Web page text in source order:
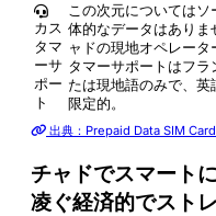
カス
タマ
ーサ
ポー
ト
この次元についてはソ
体的なデータはありま
ャドの現地オペレータ
タマーサポートはフラ
たは現地語のみで、英
限定的。
出典：Prepaid Data SIM
チャドでスマート
凌ぐ経済的でスト